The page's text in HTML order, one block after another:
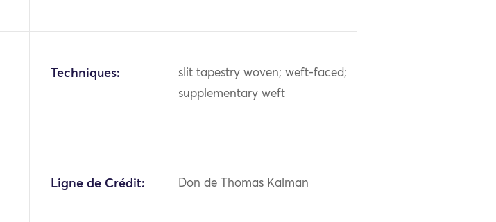
Techniques:
slit tapestry woven; weft-faced;
supplementary weft
Ligne de Crédit: Don de Thomas Kalman